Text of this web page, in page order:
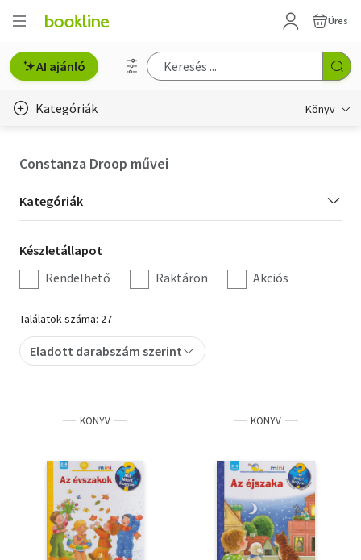
Üres
AI ajánló
Kategóriák Könyv
Hobbi, szabadidő
Irodalom
Művészet
Szakkönyv
Tankönyv, segédkönyv
Társadalomtudomány
Természettudomány
Történelem
Constanza Droop művei
Kategória
szűrés
Kategóriák
Készletállapot
szűrés
Készletállapot
Rendelhető
Raktáron Akciós
Találatok száma: 27
Eladott darabszám szerint
KÖNYV KÖNYV